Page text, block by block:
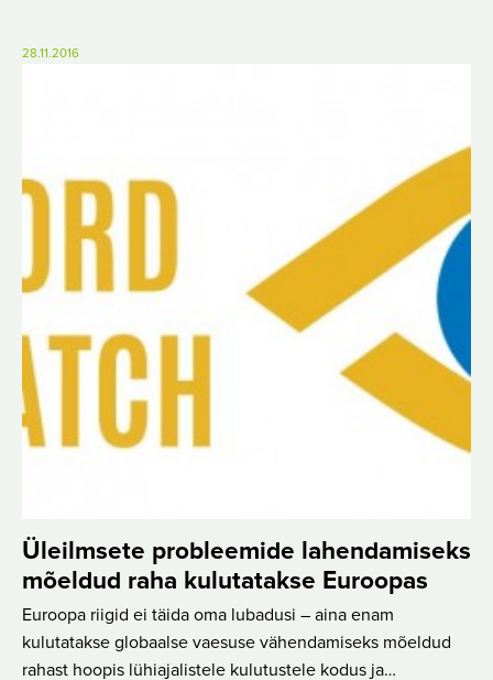
28.11.2016
Üleilmsete probleemide lahendamiseks
mõeldud raha kulutatakse Euroopas
Euroopa riigid ei täida oma lubadusi – aina enam
kulutatakse globaalse vaesuse vähendamiseks mõeldud
rahast hoopis lühiajalistele kulutustele kodus ja…